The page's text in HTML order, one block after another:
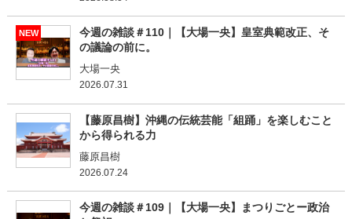
NEW
今週の雑談＃110｜【大場一央】皇室典範改正、そ
の議論の前に。
大場一央
2026.07.31
【藤原昌樹】沖縄の伝統芸能「組踊」を楽しむこと
から得られる力
藤原昌樹
2026.07.24
今週の雑談＃109｜【大場一央】まつりごとー政治